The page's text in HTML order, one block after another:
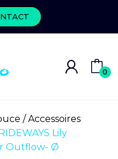
0
Accessoires
Lily
Outflow- Ø